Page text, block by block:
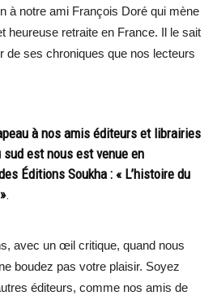
à notre ami François Doré qui mène
heureuse retraite en France. Il le sait
de ses chroniques que nos lecteurs
à nos amis éditeurs et librairies
est nous est venue en
Éditions Soukha : « L’histoire du
.
avec un œil critique, quand nous
boudez pas votre plaisir. Soyez
éditeurs, comme nos amis de